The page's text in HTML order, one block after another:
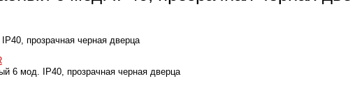
прозрачная черная дверца
6 мод. IP40, прозрачная черная дверца